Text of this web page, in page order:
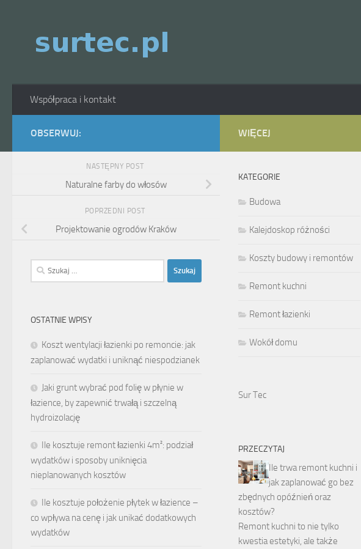
Współpraca i kontakt
OBSERWUJ:
NASTĘPNY POST
Naturalne farby do włosów
POPRZEDNI POST
Projektowanie ogrodów Kraków
Szukaj:
OSTATNIE WPISY
Koszt wentylacji łazienki po remoncie: jak
zaplanować wydatki i uniknąć niespodzianek
Jaki grunt wybrać pod folię w płynie w
łazience, by zapewnić trwałą i szczelną
hydroizolację
Ile kosztuje remont łazienki 4m²: podział
wydatków i sposoby uniknięcia
nieplanowanych kosztów
Ile kosztuje położenie płytek w łazience –
co wpływa na cenę i jak unikać dodatkowych
wydatków
WIĘCEJ
KATEGORIE
Budowa
Kalejdoskop różności
Koszty budowy i remontów
Remont kuchni
Remont łazienki
Wokół domu
Sur Tec
PRZECZYTAJ
Ile trwa remont kuchni i
jak zaplanować go bez
zbędnych opóźnień oraz
kosztów?
Remont kuchni to nie tylko
kwestia estetyki, ale także